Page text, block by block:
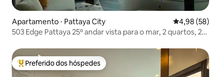
Apartamento ⋅ Pattaya City 4,98 de uma
4,98 (58)
503 Edge Pattaya 25º andar vista para o mar, 2 quartos, 2
Entre os melhores preferidos dos hóspedes
Preferido dos hóspedes